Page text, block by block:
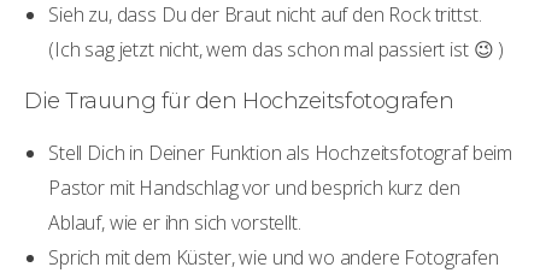
Sieh zu, dass Du der Braut nicht auf den Rock trittst.
(Ich sag jetzt nicht, wem das schon mal passiert ist 😉 )
Die Trauung für den Hochzeitsfotografen
Stell Dich in Deiner Funktion als Hochzeitsfotograf beim
Pastor mit Handschlag vor und besprich kurz den
Ablauf, wie er ihn sich vorstellt.
Sprich mit dem Küster, wie und wo andere Fotografen